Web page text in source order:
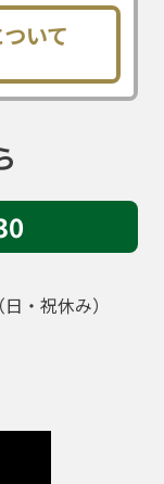
いて
・祝休み）